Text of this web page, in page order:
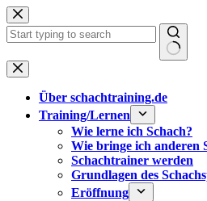
Zum
Inhalt
springen
Keine
Ergebnisse
Über schachtraining.de
Training/Lernen
Wie lerne ich Schach?
Wie bringe ich anderen
Schachtrainer werden
Grundlagen des
Eröffnung